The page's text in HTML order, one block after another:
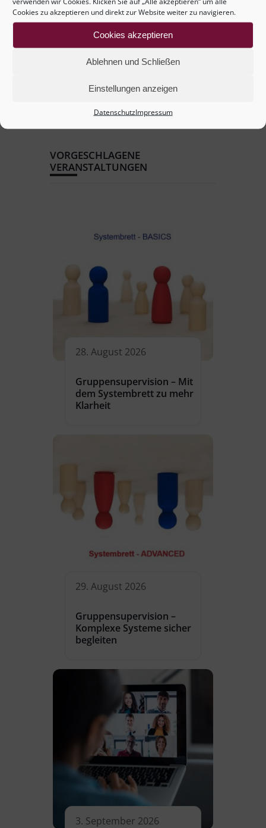
Cookies zu akzeptieren und direkt zur Website weiter zu navigieren.
Cookies akzeptieren
Ablehnen und Schließen
Einstellungen anzeigen
DatenschutzImpressum
+ iCal / Outlook exportieren
VORGESCHLAGENE
VERANSTALTUNGEN
28. August 2026
Gruppensupervision – Mit
dem Systembrett zu mehr
Klarheit
29. August 2026
Gruppensupervision –
Komplexe Systeme sicher
begleiten
3. September 2026